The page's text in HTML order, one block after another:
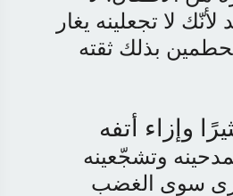
لا تجعلينه يغار
بذلك ثقته
وإزاء أتفه
وتشجّعينه
سوى الغضب